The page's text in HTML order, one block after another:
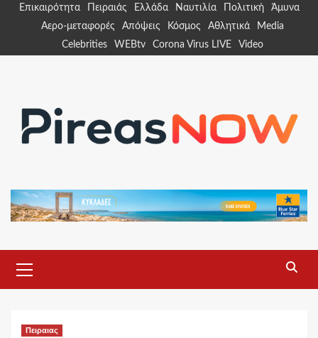
Επικαιρότητα Πειραιάς Ελλάδα Ναυτιλία Πολιτική
Άμυνα
Αερο-μεταφορές
Απόψεις Κόσμος Αθλητικά
Media
Celebrities
WEBtv Corona Virus LIVE Video
Menu
Πειραιας